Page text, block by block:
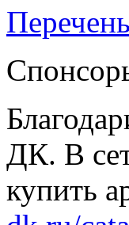
ДК. В
купить